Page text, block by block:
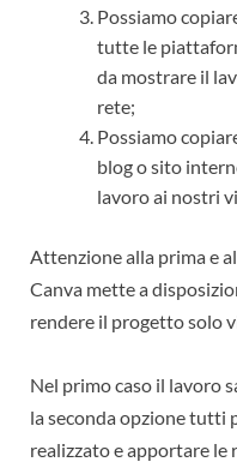
Possiamo
tutte le
da mostrare il
rete;
Possiamo
blog o sito
lavoro ai nostri
Attenzione alla prima e
Canva mette a
rendere il progetto solo
Nel primo caso il lavoro
la seconda opzione tutti
realizzato e apportare le